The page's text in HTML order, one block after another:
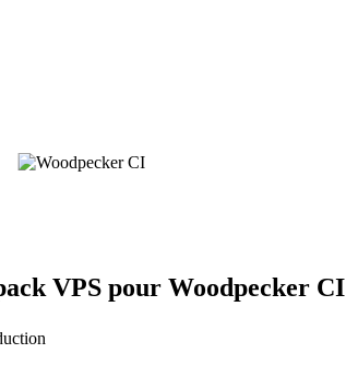
VPS pour Woodpecker CI